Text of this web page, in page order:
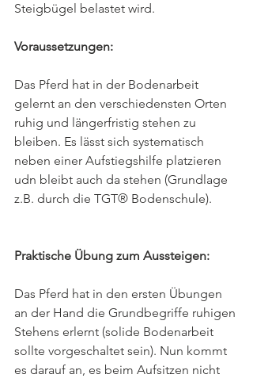
Steigbügel belastet wird.
Voraussetzungen:
Das Pferd hat in der Bodenarbeit
gelernt an den verschiedensten Orten
ruhig und längerfristig stehen zu
bleiben. Es lässt sich systematisch
neben einer Aufstiegshilfe platzieren
udn bleibt auch da stehen (Grundlage
z.B. durch die TGT® Bodenschule).
Praktische Übung zum Aussteigen:
Das Pferd hat in den ersten Übungen
an der Hand die Grundbegriffe ruhigen
Stehens erlernt (solide Bodenarbeit
sollte vorgeschaltet sein). Nun kommt
es darauf an, es beim Aufsitzen nicht